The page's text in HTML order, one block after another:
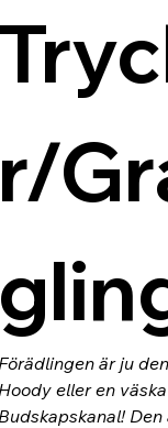
är ju
eller en